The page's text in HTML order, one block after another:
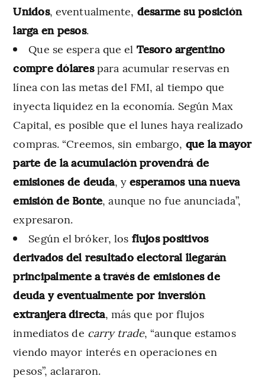
Unidos, eventualmente, desarme su posición
larga en pesos.
Que se espera que el Tesoro argentino
compre dólarespara acumular reservas en
línea con las metas del FMI, al tiempo que
inyecta liquidez en la economía. Según Max
Capital, es posible que el lunes haya realizado
compras. “Creemos, sin embargo, que la mayor
parte de la acumulación provendrá de
emisiones de deuda, yesperamos una nueva
emisión de Bonte, aunque no fue anunciada”,
expresaron.
Según el bróker, los flujos positivos
derivados del resultado electoral llegarán
principalmente a través de emisiones de
deuda y eventualmente por inversión
extranjera directa, más que por flujos
inmediatos de carry trade, “aunque estamos
viendo mayor interés en operaciones en
pesos”, aclararon.